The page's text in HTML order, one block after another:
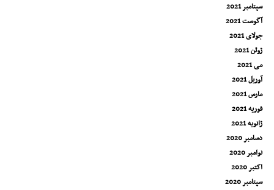
سپتامبر 2021
آگوست 2021
جولای 2021
ژوئن 2021
می 2021
آوریل 2021
مارس 2021
فوریه 2021
ژانویه 2021
دسامبر 2020
نوامبر 2020
اکتبر 2020
سپتامبر 2020